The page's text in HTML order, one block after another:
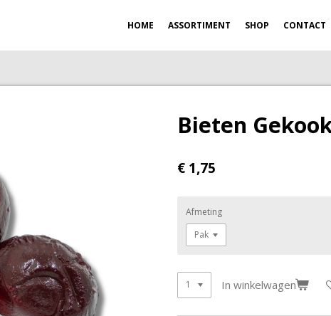
HOME ASSORTIMENT SHOP CONTACT
Bieten
€ 1,75
Afmeting
In winkelwagen